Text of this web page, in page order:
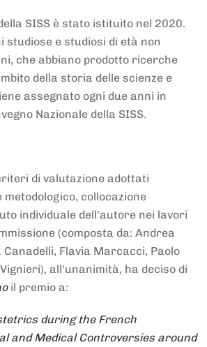
SISS è stato istituito nel 2020.
studiose e studiosi di età non
che abbiano prodotto ricerche
della storia delle scienze e
assegnato ogni due anni in
Nazionale della SISS.
di valutazione adottati
collocazione
individuale dell'autore nei lavori
(composta da: Andrea
Flavia Marcacci, Paolo
all'unanimità, ha deciso di
il premio a:
during the French
and Medical Controversies around